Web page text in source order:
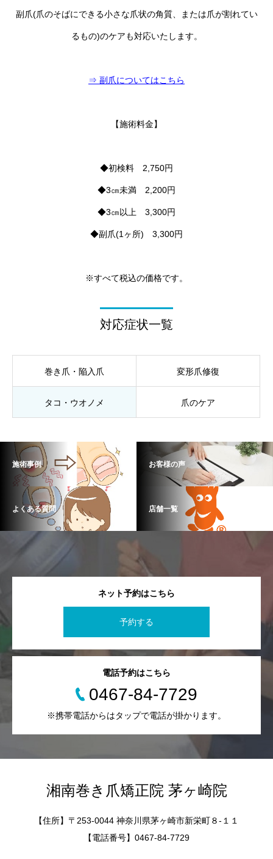
副爪(爪のそばにできる小さな爪状の角質、または爪が割れてい
るもの)のケアも対応いたします。
⇒ 副爪についてはこちら
【施術料金】
◆初検料 2,750円
◆3㎝未満 2,200円
◆3㎝以上 3,300円
◆副爪(1ヶ所) 3,300円
※すべて税込の価格です。
対応症状一覧
巻き爪・陥入爪 変形爪修復
タコ・ウオノメ 爪のケア
施術事例 お客様の声
よくある質問 店舗一覧
ネット予約はこちら
予約する
電話予約はこちら
0467-84-7729
※携帯電話からはタップで電話が掛かります。
湘南巻き爪矯正院 茅ヶ崎院
【住所】〒253-0044 神奈川県茅ヶ崎市新栄町８-１１
【電話番号】0467-84-7729